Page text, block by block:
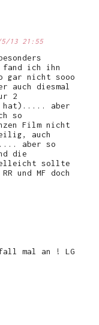
5/13 21:55
fand ich ihn
gar nicht sooo
auch diesmal
2
hat)..... aber
so
Film nicht
auch
aber so
die
sollte
und MF doch
mal an ! LG